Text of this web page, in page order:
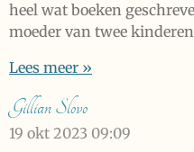
heel wat boeken
moeder van twee
Lees meer »
Gillian Slovo
19 okt 2023 09:09